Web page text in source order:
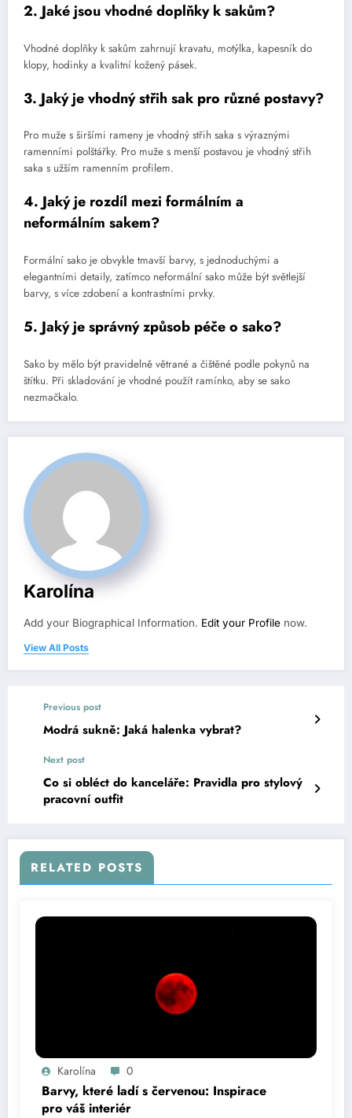
2. Jaké jsou vhodné doplňky k sakům?
Vhodné doplňky k sakům zahrnují kravatu, motýlka, kapesník do
klopy, hodinky a kvalitní kožený pásek.
3. Jaký je vhodný střih sak pro různé postavy?
Pro muže s širšími rameny je vhodný střih saka s výraznými
ramenními polštářky. Pro muže s menší postavou je vhodný střih
saka s užším ramenním profilem.
4. Jaký je rozdíl mezi formálním a
neformálním sakem?
Formální sako je obvykle tmavší barvy, s jednoduchými a
elegantními detaily, zatímco neformální sako může být světlejší
barvy, s více zdobení a kontrastními prvky.
5. Jaký je správný způsob péče o sako?
Sako by mělo být pravidelně větrané a čištěné podle pokynů na
štítku. Při skladování je vhodné použít ramínko, aby se sako
nezmačkalo.
Karolína
Add your Biographical Information. Edit your Profile now.
View All Posts
Previous post
Modrá sukně: Jaká halenka vybrat?
Next post
Co si obléct do kanceláře: Pravidla pro stylový
pracovní outfit
RELATED POSTS
Karolína 0
Barvy, které ladí s červenou: Inspirace
pro váš interiér